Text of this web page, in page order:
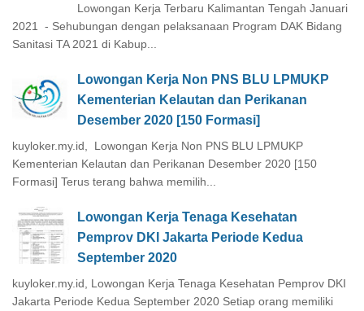
Lowongan Kerja Terbaru Kalimantan Tengah Januari
2021 - Sehubungan dengan pelaksanaan Program DAK Bidang
Sanitasi TA 2021 di Kabup...
Lowongan Kerja Non PNS BLU LPMUKP
Kementerian Kelautan dan Perikanan
Desember 2020 [150 Formasi]
kuyloker.my.id, Lowongan Kerja Non PNS BLU LPMUKP
Kementerian Kelautan dan Perikanan Desember 2020 [150
Formasi] Terus terang bahwa memilih...
Lowongan Kerja Tenaga Kesehatan
Pemprov DKI Jakarta Periode Kedua
September 2020
kuyloker.my.id, Lowongan Kerja Tenaga Kesehatan Pemprov DKI
Jakarta Periode Kedua September 2020 Setiap orang memiliki